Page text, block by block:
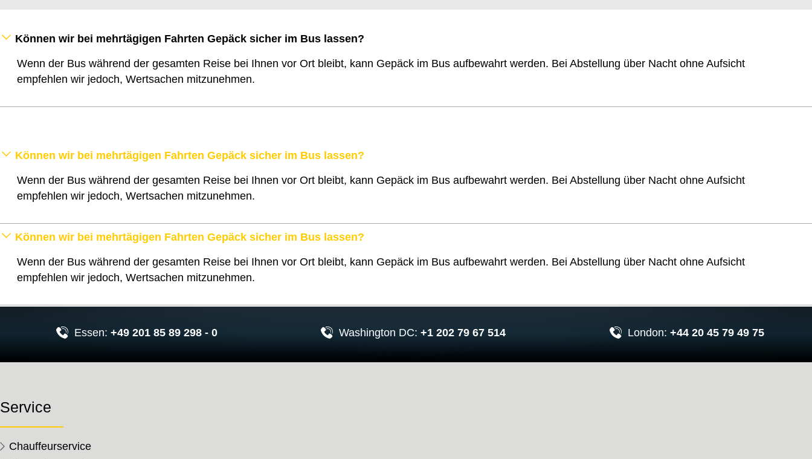
Können wir bei mehrtägigen Fahrten Gepäck sicher im Bus lassen?
Wenn der Bus während der gesamten Reise bei Ihnen vor Ort bleibt, kann Gepäck im Bus aufbewahrt werden. Bei Abstellung über Nacht ohne Aufsicht
empfehlen wir jedoch, Wertsachen mitzunehmen.
Können wir bei mehrtägigen Fahrten Gepäck sicher im Bus lassen?
Wenn der Bus während der gesamten Reise bei Ihnen vor Ort bleibt, kann Gepäck im Bus aufbewahrt werden. Bei Abstellung über Nacht ohne Aufsicht
empfehlen wir jedoch, Wertsachen mitzunehmen.
Können wir bei mehrtägigen Fahrten Gepäck sicher im Bus lassen?
Wenn der Bus während der gesamten Reise bei Ihnen vor Ort bleibt, kann Gepäck im Bus aufbewahrt werden. Bei Abstellung über Nacht ohne Aufsicht
empfehlen wir jedoch, Wertsachen mitzunehmen.
Essen: +49 201 85 89 298 - 0 Washington DC:+1 202 79 67 514 London: +44 20 45 79 49 75
Service
Chauffeurservice